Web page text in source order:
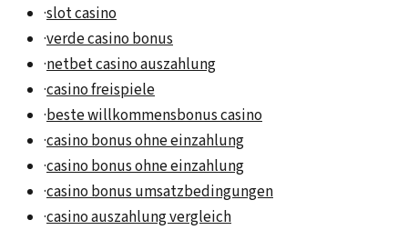
·slot casino
·verde casino bonus
·netbet casino auszahlung
·casino freispiele
·beste willkommensbonus casino
·casino bonus ohne einzahlung
·casino bonus ohne einzahlung
·casino bonus umsatzbedingungen
·casino auszahlung vergleich